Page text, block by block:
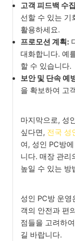
고객 피드백 수
선할 수 있는 기
활용하세요.
프로모션 계획:
대화합니다. 예
할 수 있습니다.
보안 및 단속 예
을 확보하여 고
마지막으로, 성
싶다면, 전국 성
여, 성인 PC방
니다. 매장 관리
높일 수 있는 방
성인 PC방 운
객의 안전과 편
점들을 고려하
길 바랍니다.